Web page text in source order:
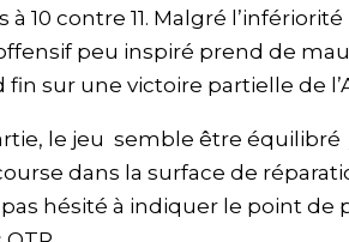
10 contre 11. Malgré
peu inspiré prend de
sur une victoire partielle de
le jeu semble être
dans la surface de
hésité à indiquer le point de